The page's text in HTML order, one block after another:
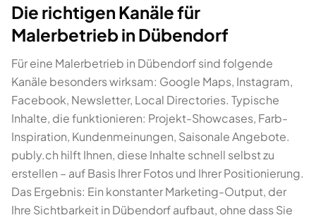
Die richtigen Kanäle für
Malerbetrieb in Dübendorf
Für eine Malerbetrieb in Dübendorf sind folgende
Kanäle besonders wirksam: Google Maps, Instagram,
Facebook, Newsletter, Local Directories. Typische
Inhalte, die funktionieren: Projekt-Showcases, Farb-
Inspiration, Kundenmeinungen, Saisonale Angebote.
publy.ch hilft Ihnen, diese Inhalte schnell selbst zu
erstellen – auf Basis Ihrer Fotos und Ihrer Positionierung.
Das Ergebnis: Ein konstanter Marketing-Output, der
Ihre Sichtbarkeit in Dübendorf aufbaut, ohne dass Sie